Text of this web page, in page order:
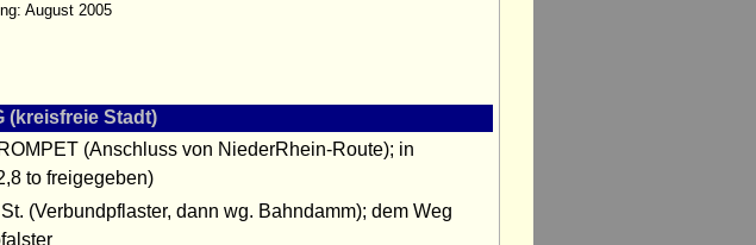
August 2005
(kreisfreie Stadt)
(Anschluss von NiederRhein-Route); in
to freigegeben)
(Verbundpflaster, dann wg. Bahndamm); dem Weg